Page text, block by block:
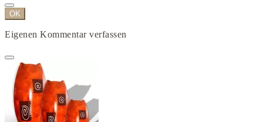
OK
Eigenen Kommentar verfassen